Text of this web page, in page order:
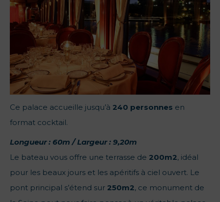
Ce palace accueille jusqu’à 240 personnes en
format cocktail.
Longueur : 60m / Largeur : 9,20m
Le bateau vous offre une terrasse de 200m2, idéal
pour les beaux jours et les apéritifs à ciel ouvert. Le
pont principal s’étend sur 250m2, ce monument de